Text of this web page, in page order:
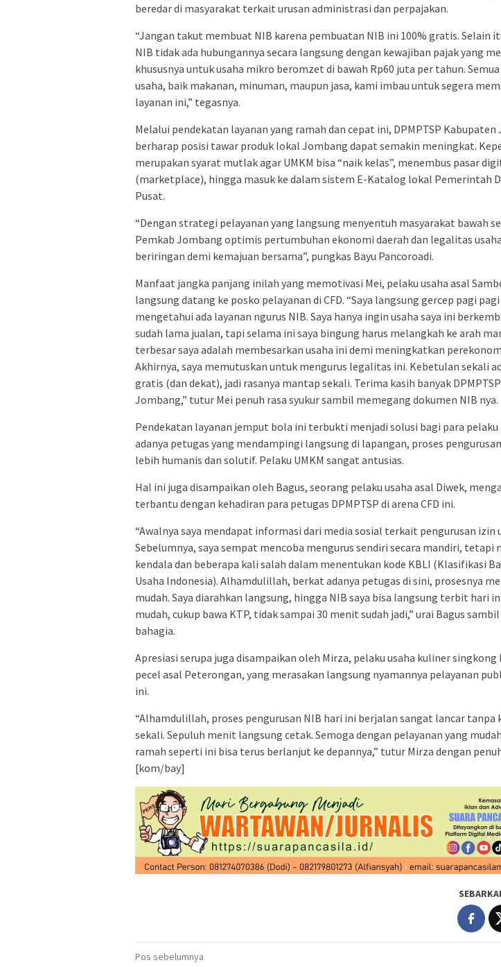
beredar di masyarakat terkait urusan administrasi dan perpajakan.
“Jangan takut membuat NIB karena pembuatan NIB ini 100% gratis. Selain
NIB tidak ada hubungannya secara langsung dengan kewajiban pajak yang
khususnya untuk usaha mikro beromzet di bawah Rp60 juta per tahun.
usaha, baik makanan, minuman, maupun jasa, kami imbau untuk segera
layanan ini,” tegasnya.
Melalui pendekatan layanan yang ramah dan cepat ini, DPMPTSP Kabupaten
berharap posisi tawar produk lokal Jombang dapat semakin meningkat.
merupakan syarat mutlak agar UMKM bisa “naik kelas”, menembus pasar
(marketplace), hingga masuk ke dalam sistem E-Katalog lokal Pemerintah
Pusat.
“Dengan strategi pelayanan yang langsung menyentuh masyarakat bawah
Pemkab Jombang optimis pertumbuhan ekonomi daerah dan legalitas
beriringan demi kemajuan bersama”, pungkas Bayu Pancoroadi.
Manfaat jangka panjang inilah yang memotivasi Mei, pelaku usaha asal
langsung datang ke posko pelayanan di CFD. “Saya langsung gercep pagi
mengetahui ada layanan ngurus NIB. Saya hanya ingin usaha saya ini
sudah lama jualan, tapi selama ini saya bingung harus melangkah ke arah
terbesar saya adalah membesarkan usaha ini demi meningkatkan
Akhirnya, saya memutuskan untuk mengurus legalitas ini. Kebetulan sekali
gratis (dan dekat), jadi rasanya mantap sekali. Terima kasih banyak
Jombang,” tutur Mei penuh rasa syukur sambil memegang dokumen NIB nya.
Pendekatan layanan jemput bola ini terbukti menjadi solusi bagi para pelaku
adanya petugas yang mendampingi langsung di lapangan, proses
lebih humanis dan solutif. Pelaku UMKM sangat antusias.
Hal ini juga disampaikan oleh Bagus, seorang pelaku usaha asal Diwek,
terbantu dengan kehadiran para petugas DPMPTSP di arena CFD ini.
“Awalnya saya mendapat informasi dari media sosial terkait pengurusan izin
Sebelumnya, saya sempat mencoba mengurus sendiri secara mandiri, tetapi
kendala dan beberapa kali salah dalam menentukan kode KBLI (Klasifikasi
Usaha Indonesia). Alhamdulillah, berkat adanya petugas di sini, prosesnya
mudah. Saya diarahkan langsung, hingga NIB saya bisa langsung terbit hari
mudah, cukup bawa KTP, tidak sampai 30 menit sudah jadi,” urai Bagus
bahagia.
Apresiasi serupa juga disampaikan oleh Mirza, pelaku usaha kuliner singkong
pecel asal Peterongan, yang merasakan langsung nyamannya pelayanan
ini.
“Alhamdulillah, proses pengurusan NIB hari ini berjalan sangat lancar tanpa
sekali. Sepuluh menit langsung cetak. Semoga dengan pelayanan yang
ramah seperti ini bisa terus berlanjut ke depannya,” tutur Mirza dengan
[kom/bay]
Navigasi
Pos sebelumnya